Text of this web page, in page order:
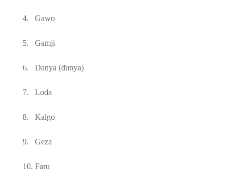
4. Gawo
5. Gamji
6. Danya (ɗunya)
7. Loda
8. Kalgo
9. Geza
10. Faru